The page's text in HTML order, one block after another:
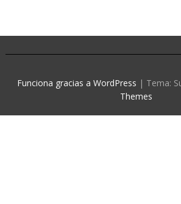
Funciona gracias a WordPress | Tema:
Themes